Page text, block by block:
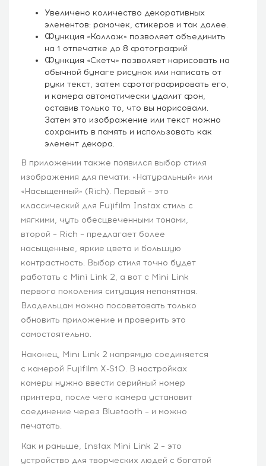
Увеличено количество декоративных
элементов: рамочек, стикеров и так далее.
Функция «Коллаж» позволяет объединить
на 1 отпечатке до 8 фотографий
Функция «Скетч» позволяет нарисовать на
обычной бумаге рисунок или написать от
руки текст, затем сфотографировать его,
и камера автоматически удалит фон,
оставив только то, что вы нарисовали.
Затем это изображение или текст можно
сохранить в память и использовать как
элемент декора.
В приложении также появился выбор стиля
изображения для печати: «Натуральный» или
«Насыщенный» (Rich). Первый – это
классический для Fujifilm Instax стиль с
мягкими, чуть обесцвеченными тонами,
второй – Rich – предлагает более
насыщенные, яркие цвета и большую
контрастность. Выбор стиля точно будет
работать с Mini Link 2, а вот с Mini Link
первого поколения ситуация непонятная.
Владельцам можно посоветовать только
обновить приложение и проверить это
самостоятельно.
Наконец, Mini Link 2 напрямую соединяется
с камерой Fujifilm X-S10. В настройках
камеры нужно ввести серийный номер
принтера, после чего камера установит
соединение через Bluetooth – и можно
печатать.
Как и раньше, Instax Mini Link 2 – это
устройство для творческих людей с богатой